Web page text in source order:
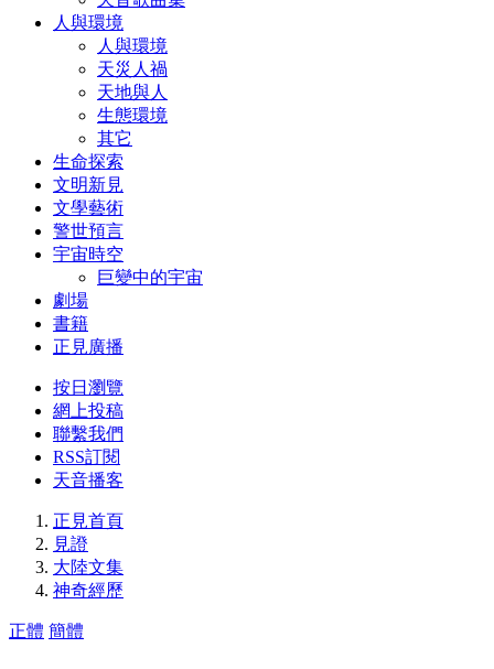
人與環境
人與環境
天災人禍
天地與人
生態環境
其它
生命探索
文明新見
文學藝術
警世預言
宇宙時空
巨變中的宇宙
劇場
書籍
正見廣播
按日瀏覽
網上投稿
聯繫我們
RSS訂閱
天音播客
正見首頁
見證
大陸文集
神奇經歷
正體 簡體